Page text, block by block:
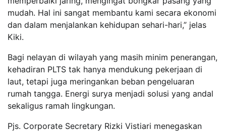
mudah. Hal ini sangat membantu kami secara ekonomi
dan dalam menjalankan kehidupan sehari-hari,” jelas
Kiki.
Bagi nelayan di wilayah yang masih minim penerangan,
kehadiran PLTS tak hanya mendukung pekerjaan di
laut, tetapi juga meringankan beban pengeluaran
rumah tangga. Energi surya menjadi solusi yang andal
sekaligus ramah lingkungan.
Pjs. Corporate Secretary Rizki Vistiari menegaskan